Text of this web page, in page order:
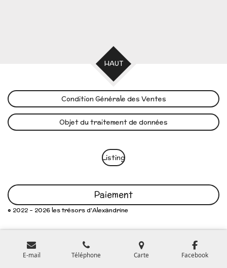
HAUT
Condition Générale des Ventes
Objet du traitement de données
Listing
Paiement
© 2022 - 2026 les trésors d'Alexandrine
E-mail Téléphone Carte Facebook